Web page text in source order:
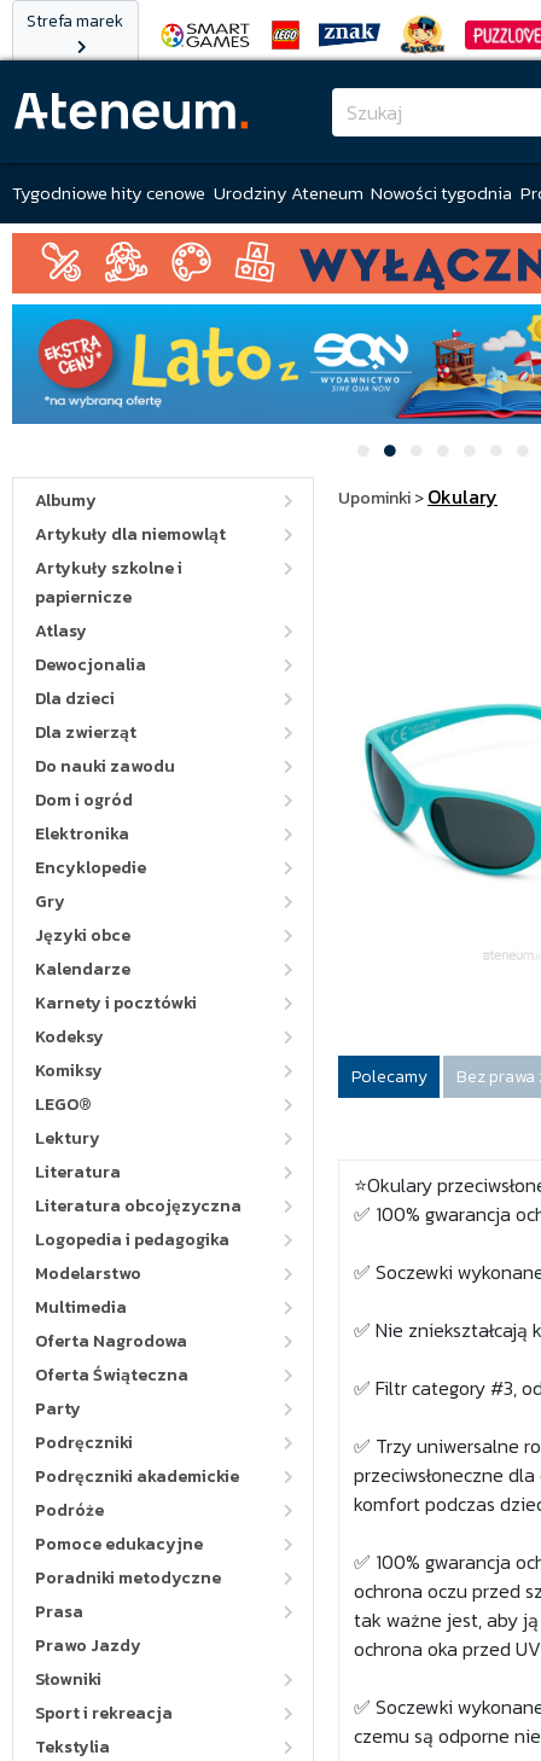
Strefa marek
Tygodniowe hity cenowe Urodziny Ateneum Nowości tygodnia
Albumy
Artykuły dla niemowląt
Artykuły szkolne i
papiernicze
Atlasy
Dewocjonalia
Dla dzieci
Dla zwierząt
Do nauki zawodu
Dom i ogród
Elektronika
Encyklopedie
Gry
Języki obce
Kalendarze
Karnety i pocztówki
Kodeksy
Komiksy
LEGO®
Lektury
Literatura
Literatura obcojęzyczna
Logopedia i pedagogika
Modelarstwo
Multimedia
Oferta Nagrodowa
Oferta Świąteczna
Party
Podręczniki
Podręczniki akademickie
Podróże
Pomoce edukacyjne
Poradniki metodyczne
Prasa
Prawo Jazdy
Słowniki
Sport i rekreacja
Tekstylia
Upominki>Okulary
Polecamy Bez
⭐Okulary
✅ 100% gwarancja
✅ Soczewki
✅ Nie zniekształcają
✅ Filtr category #3,
✅ Trzy uniwersalne
przeciwsłoneczne
komfort podczas
✅ 100% gwarancja
ochrona oczu przed
tak ważne jest, aby
ochrona oka przed
✅ Soczewki
czemu są odporne